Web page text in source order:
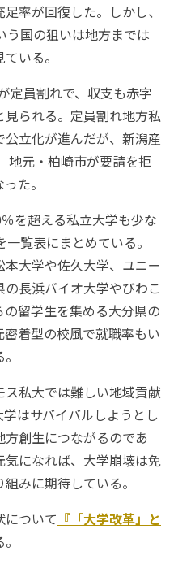
率が回復した。しかし、
う国の狙いは地方までは
いる。
定員割れで、収支も赤字
られる。定員割れ地方私
立化が進んだが、新潟産
地元・柏崎市が要請を拒
た。
を超える私立大学も少な
覧表にまとめている。
大学や佐久大学、ユニー
長浜バイオ大学やびわこ
留学生を集める大分県の
着型の校風で就職率もい
私大では難しい地域貢献
はサバイバルしようとし
創生につながるのであ
になれば、大学崩壊は免
みに期待している。
ついて 『「大学改革」と
。